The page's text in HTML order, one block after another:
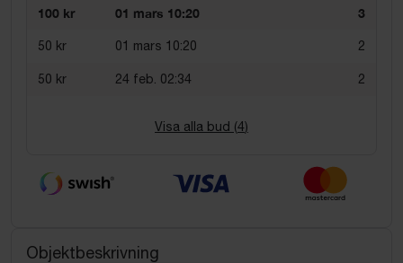
100 kr 01 mars 10:20 3
50 kr 01 mars 10:20 2
50 kr 24 feb. 02:34 2
Visa alla bud (4)
Objektbeskrivning